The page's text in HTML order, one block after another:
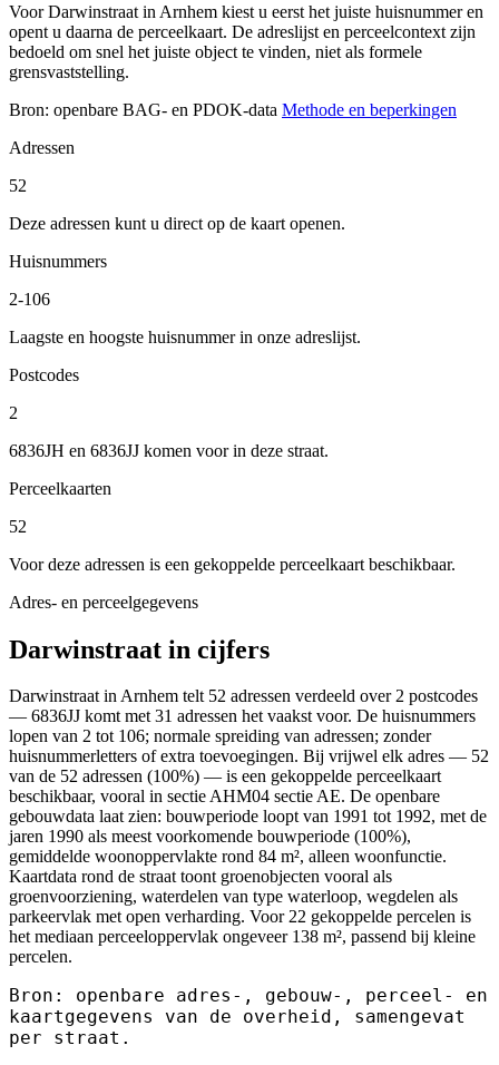
Voor Darwinstraat in Arnhem kiest u eerst het juiste huisnummer en
opent u daarna de perceelkaart. De adreslijst en perceelcontext zijn
bedoeld om snel het juiste object te vinden, niet als formele
grensvaststelling.
Bron: openbare BAG- en PDOK-data Methode en beperkingen
Adressen
52
Deze adressen kunt u direct op de kaart openen.
Huisnummers
2-106
Laagste en hoogste huisnummer in onze adreslijst.
Postcodes
2
6836JH en 6836JJ komen voor in deze straat.
Perceelkaarten
52
Voor deze adressen is een gekoppelde perceelkaart beschikbaar.
Adres- en perceelgegevens
Darwinstraat in cijfers
Darwinstraat in Arnhem telt 52 adressen verdeeld over 2 postcodes
— 6836JJ komt met 31 adressen het vaakst voor. De huisnummers
lopen van 2 tot 106; normale spreiding van adressen; zonder
huisnummerletters of extra toevoegingen. Bij vrijwel elk adres — 52
van de 52 adressen (100%) — is een gekoppelde perceelkaart
beschikbaar, vooral in sectie AHM04 sectie AE. De openbare
gebouwdata laat zien: bouwperiode loopt van 1991 tot 1992, met de
jaren 1990 als meest voorkomende bouwperiode (100%),
gemiddelde woonoppervlakte rond 84 m², alleen woonfunctie.
Kaartdata rond de straat toont groenobjecten vooral als
groenvoorziening, waterdelen van type waterloop, wegdelen als
parkeervlak met open verharding. Voor 22 gekoppelde percelen is
het mediaan perceeloppervlak ongeveer 138 m², passend bij kleine
percelen.
Bron: openbare adres-, gebouw-, perceel- en
kaartgegevens van de overheid, samengevat
per straat.